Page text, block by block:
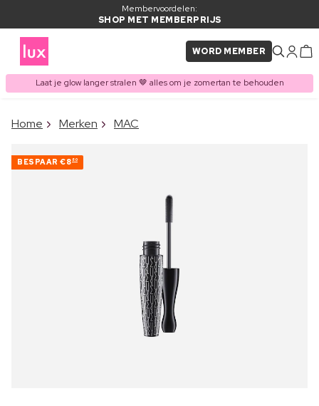
Membervoordelen:
SHOP MET MEMBERPRIJS
WORD MEMBER
Laat je glow langer stralen 🤎 alles om je zomertan te behouden
ITEM TOEGEVOEGD AAN
Home Merken MAC
BESPAAR €8 80